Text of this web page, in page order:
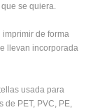
se quiera.
de forma
llevan incorporada
usada para
de PET, PVC, PE,